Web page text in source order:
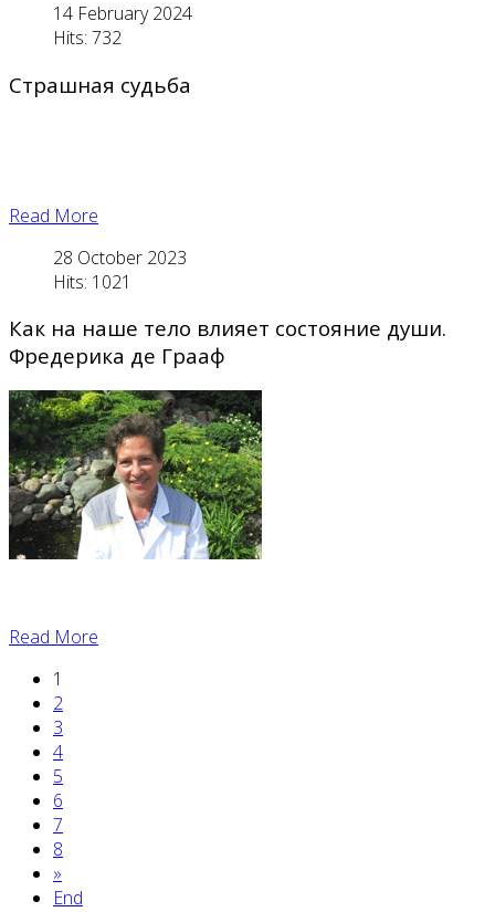
14 February 2024
Hits: 732
Страшная судьба
Read More
28 October 2023
Hits: 1021
Как на наше тело влияет состояние души.
Фредерика де Грааф
Read More
1
2
3
4
5
6
7
8
»
End